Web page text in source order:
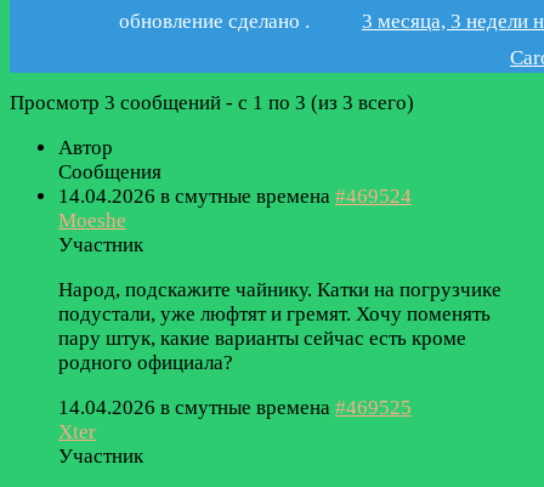
обновление
3 месяца, 3 недели
сделано .
Просмотр 3 сообщений - с 1 по 3 (из 3 всего)
Автор
Сообщения
14.04.2026 в смутные времена #469524
Moeshe
Участник
Народ, подскажите чайнику. Катки на погрузчике
подустали, уже люфтят и гремят. Хочу поменять
пару штук, какие варианты сейчас есть кроме
родного официала?
14.04.2026 в смутные времена #469525
Xter
Участник